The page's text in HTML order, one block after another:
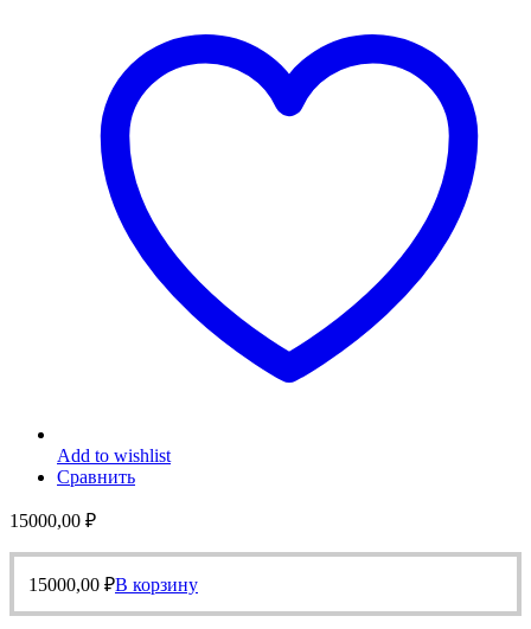
Add to wishlist
Сравнить
15000,00 ₽
15000,00 ₽В корзину